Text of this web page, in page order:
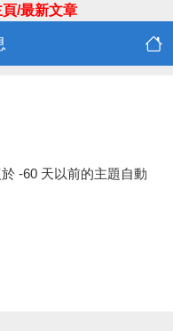
頁/最新文章
-60 天以前的主題自動